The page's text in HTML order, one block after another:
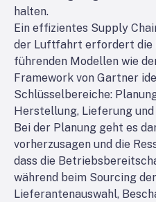
halten.
Ein effizientes Supply
der Luftfahrt erfordert die
führenden Modellen wie
Framework von Gartner
Schlüsselbereiche:
Herstellung, Lieferung und
Bei der Planung geht es
vorherzusagen und die
dass die
während beim Sourcing
Lieferantenauswahl,